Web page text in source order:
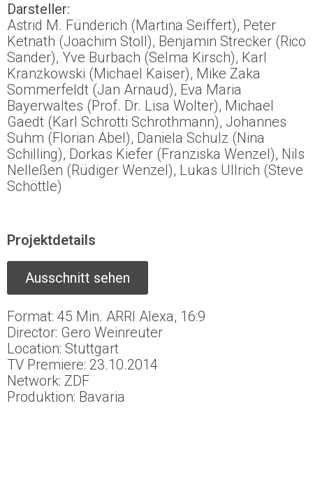
Darsteller:
Astrid M. Fünderich (Martina Seiffert), Peter
Ketnath (Joachim Stoll), Benjamin Strecker (Rico
Sander), Yve Burbach (Selma Kirsch), Karl
Kranzkowski (Michael Kaiser), Mike Zaka
Sommerfeldt (Jan Arnaud), Eva Maria
Bayerwaltes (Prof. Dr. Lisa Wolter), Michael
Gaedt (Karl Schrotti Schrothmann), Johannes
Suhm (Florian Abel), Daniela Schulz (Nina
Schilling), Dorkas Kiefer (Franziska Wenzel), Nils
Nelleßen (Rüdiger Wenzel), Lukas Ullrich (Steve
Schöttle)
Projektdetails
Ausschnitt sehen
Format: 45 Min. ARRI Alexa, 16:9
Director: Gero Weinreuter
Location: Stuttgart
TV Premiere: 23.10.2014
Network: ZDF
Produktion: Bavaria